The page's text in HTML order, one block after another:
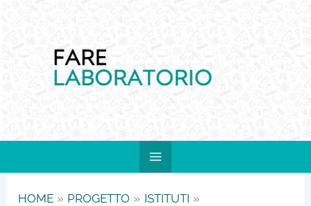
contenuto
HOME PROGETTO
ISTITUTI